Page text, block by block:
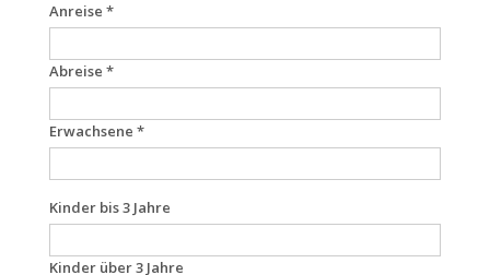
Anreise *
Abreise *
Erwachsene *
Kinder bis 3 Jahre
Kinder über 3 Jahre